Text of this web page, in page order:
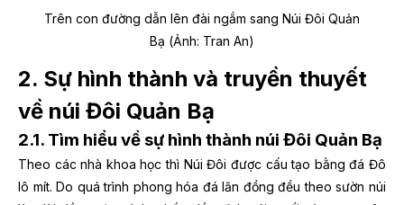
Trên con đường dẫn lên đài ngắm sang Núi Đôi Quản
Bạ (Ảnh: Tran An)
2. Sự hình thành và truyền thuyết
về núi Đôi Quản Bạ
2.1. Tìm hiểu về sự hình thành núi Đôi Quản Bạ
Theo các nhà khoa học thì Núi Đôi được cấu tạo bằng đá Đô
lô mít. Do quá trình phong hóa đá lăn đồng đều theo sườn núi